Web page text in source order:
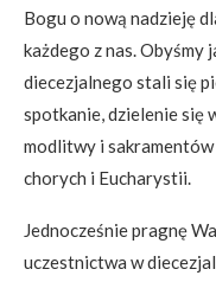
Bogu o nową nadzieję
każdego z nas. Obyśmy
diecezjalnego stali się
spotkanie, dzielenie się
modlitwy i sakramentów
chorych i Eucharystii.
Jednocześnie pragnę
uczestnictwa w